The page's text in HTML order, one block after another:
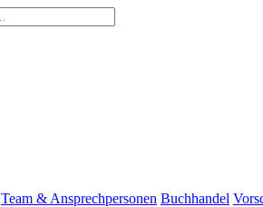
Team & Ansprechpersonen Buchhandel